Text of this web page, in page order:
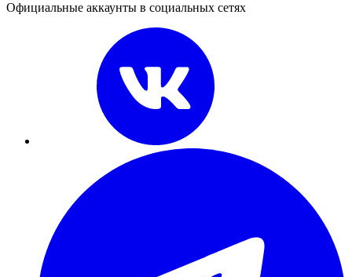
Официальные аккаунты в социальных сетях